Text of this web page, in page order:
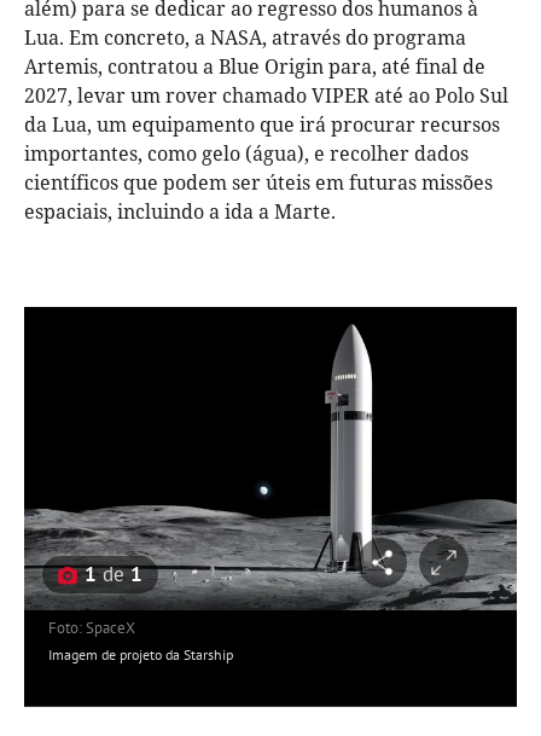
além) para se dedicar ao regresso dos humanos à
Lua. Em concreto, a NASA, através do programa
Artemis, contratou a Blue Origin para, até final de
2027, levar um rover chamado VIPER até ao Polo Sul
da Lua, um equipamento que irá procurar recursos
importantes, como gelo (água), e recolher dados
científicos que podem ser úteis em futuras missões
espaciais, incluindo a ida a Marte.
1de1
Imagem de projeto da Starship
Foto: SpaceX